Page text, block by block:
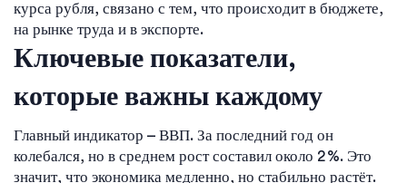
курса рубля, связано с тем, что происходит в бюджете,
на рынке труда и в экспорте.
Ключевые показатели,
которые важны каждому
Главный индикатор – ВВП. За последний год он
колебался, но в среднем рост составил около 2 %. Это
значит, что экономика медленно, но стабильно растёт.